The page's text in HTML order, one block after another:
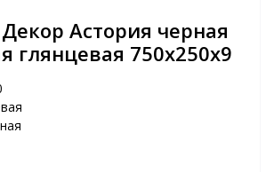
Астория черная
глянцевая 750х250х9